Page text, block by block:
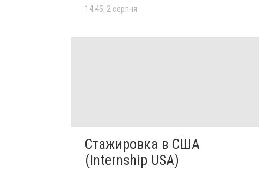
14:45, 2 серпня
Стажировка в США
(Internship USA)